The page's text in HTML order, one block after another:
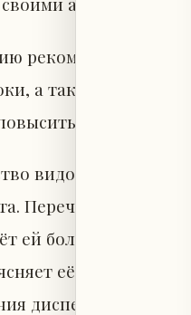
рекомендуют
а также подавать
питательную
видов мяты,
Перечная мята
ей более
её применение
диспепсии и